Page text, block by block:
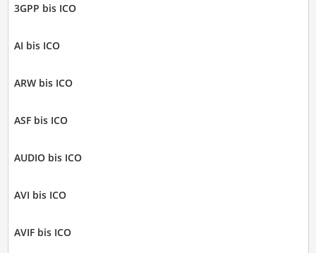
3GPP bis ICO
AI bis ICO
ARW bis ICO
ASF bis ICO
AUDIO bis ICO
AVI bis ICO
AVIF bis ICO